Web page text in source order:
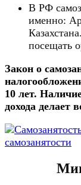
В РФ
именно:
посещать
Закон о
10 лет.
дохода делает